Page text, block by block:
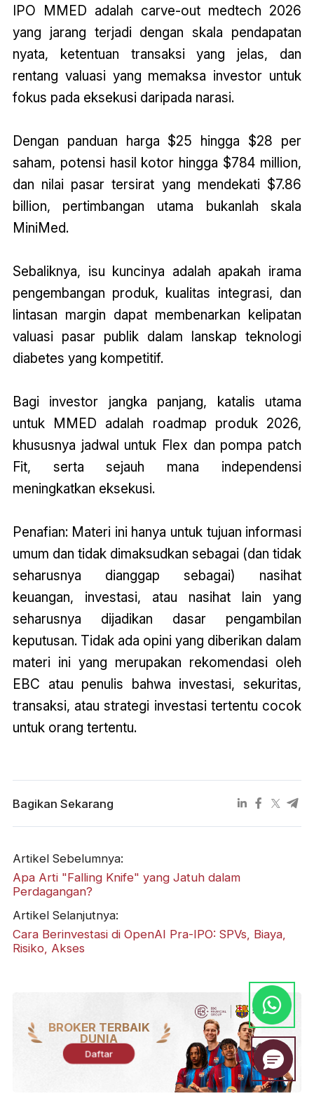
IPO MMED adalah carve-out medtech 2026
yang jarang terjadi dengan skala pendapatan
nyata, ketentuan transaksi yang jelas, dan
rentang valuasi yang memaksa investor untuk
fokus pada eksekusi daripada narasi.
Dengan panduan harga $25 hingga $28 per
saham, potensi hasil kotor hingga $784 million,
dan nilai pasar tersirat yang mendekati $7.86
billion, pertimbangan utama bukanlah skala
MiniMed.
Sebaliknya, isu kuncinya adalah apakah irama
pengembangan produk, kualitas integrasi, dan
lintasan margin dapat membenarkan kelipatan
valuasi pasar publik dalam lanskap teknologi
diabetes yang kompetitif.
Bagi investor jangka panjang, katalis utama
untuk MMED adalah roadmap produk 2026,
khususnya jadwal untuk Flex dan pompa patch
Fit, serta sejauh mana independensi
meningkatkan eksekusi.
Penafian: Materi ini hanya untuk tujuan informasi
umum dan tidak dimaksudkan sebagai (dan tidak
seharusnya dianggap sebagai) nasihat
keuangan, investasi, atau nasihat lain yang
seharusnya dijadikan dasar pengambilan
keputusan. Tidak ada opini yang diberikan dalam
materi ini yang merupakan rekomendasi oleh
EBC atau penulis bahwa investasi, sekuritas,
transaksi, atau strategi investasi tertentu cocok
untuk orang tertentu.
Bagikan Sekarang
Artikel Sebelumnya:
Apa Arti "Falling Knife" yang Jatuh dalam
Perdagangan?
Artikel Selanjutnya:
Cara Berinvestasi di OpenAI Pra-IPO: SPVs, Biaya,
Risiko, Akses
BROKER TERBAIK
DUNIA
Daftar